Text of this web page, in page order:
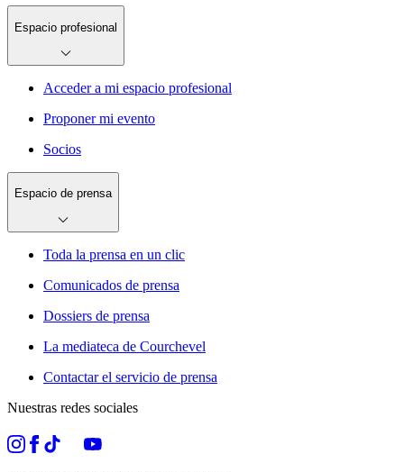
Espacio profesional
Acceder a mi espacio profesional
Proponer mi evento
Socios
Espacio de prensa
Toda la prensa en un clic
Comunicados de prensa
Dossiers de prensa
La mediateca de Courchevel
Contactar el servicio de prensa
Nuestras redes sociales